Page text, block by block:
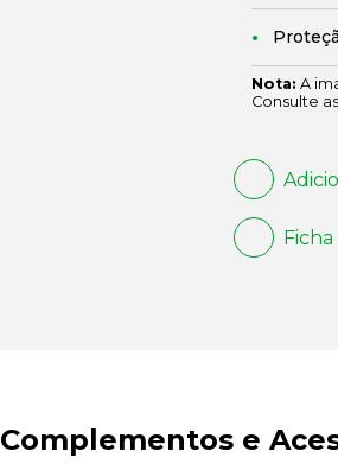
Nota: A
Consulte
Complementos e